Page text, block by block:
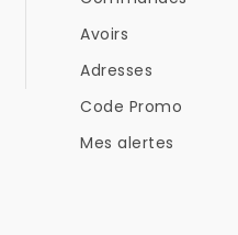
Avoirs
Adresses
Code Promo
Mes alertes